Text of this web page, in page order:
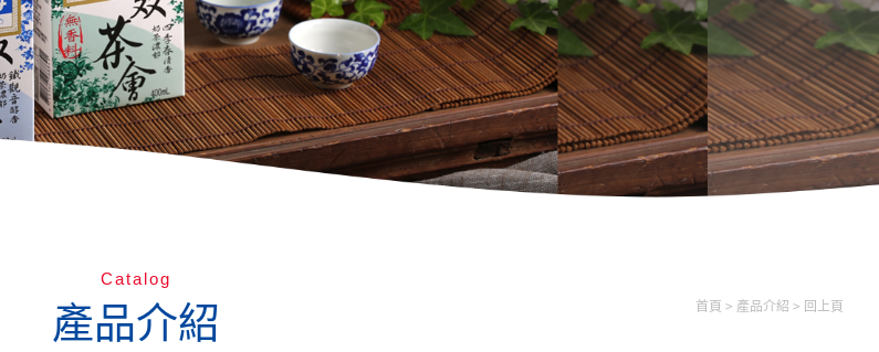
Catalog
產品介紹 首頁 > 產品介紹 > 回上頁